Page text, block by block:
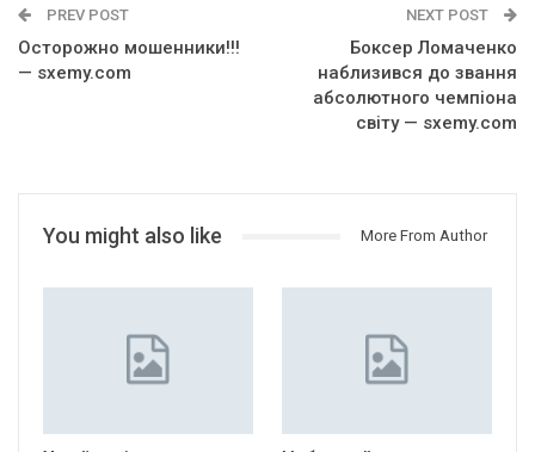
PREV POST
Осторожно мошенники!!!
— sxemy.com
NEXT POST
Боксер Ломаченко
наблизився до звання
абсолютного чемпіона
світу — sxemy.com
You might also like More From Author